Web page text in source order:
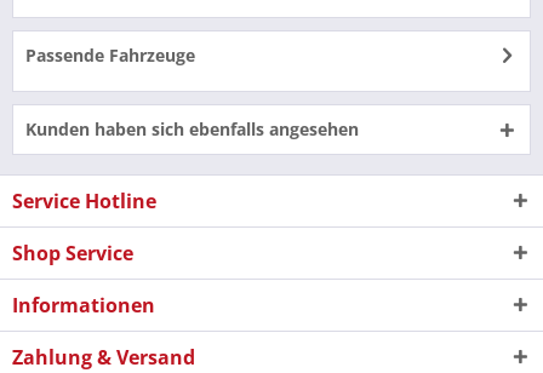
Passende Fahrzeuge
Kunden haben sich ebenfalls angesehen
Service Hotline
Shop Service
Informationen
Zahlung & Versand